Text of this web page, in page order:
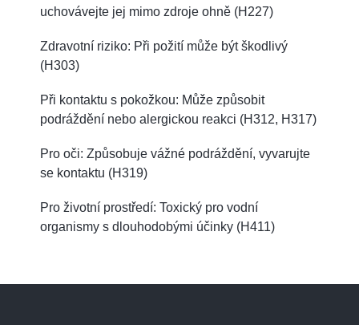
uchovávejte jej mimo zdroje ohně (H227)
Zdravotní riziko: Při požití může být škodlivý
(H303)
Při kontaktu s pokožkou: Může způsobit
podráždění nebo alergickou reakci (H312, H317)
Pro oči: Způsobuje vážné podráždění, vyvarujte
se kontaktu (H319)
Pro životní prostředí: Toxický pro vodní
organismy s dlouhodobými účinky (H411)